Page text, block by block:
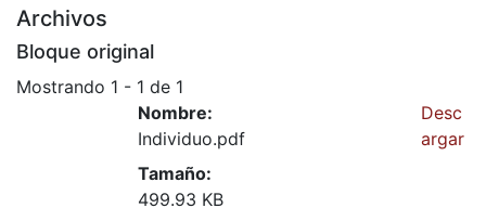
Archivos
Bloque original
Mostrando 1 - 1 de 1
Nombre:
Individuo.pdf
Tamaño:
499.93 KB
Desc
argar